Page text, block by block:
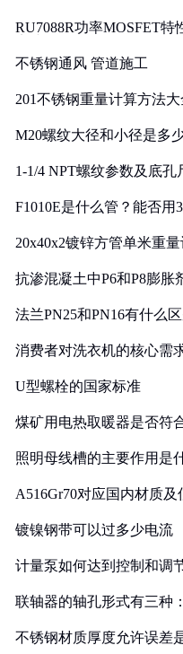
RU7088R功率MOSFET
不锈钢通风 管道施工
201不锈钢重量计算方法大
M20螺纹大径和小径是多
1-1/4 NPT螺纹参数及底孔
F1010E是什么管？能否用
20x40x2镀锌方管单米重
抗渗混凝土中P6和P8膨胀
法兰PN25和PN16有什么区
消费者对洗衣机的核心需
U型螺栓的国家标准
煤矿用电热取暖器是否符
照明母线槽的主要作用是
A516Gr70对应国内材质
镀镍钢带可以过多少电流
计量泵如何达到控制和调
联轴器的轴孔形式有三种
不锈钢材质厚度允许误差